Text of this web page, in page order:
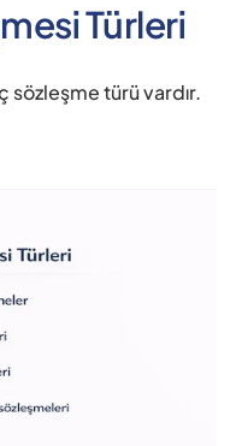
Türleri
sözleşme türü vardır.